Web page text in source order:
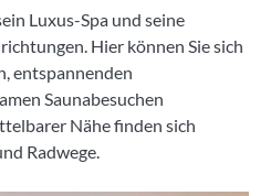
Luxus-Spa und seine
Hier können Sie sich
entspannenden
Saunabesuchen
Nähe finden sich
Radwege.